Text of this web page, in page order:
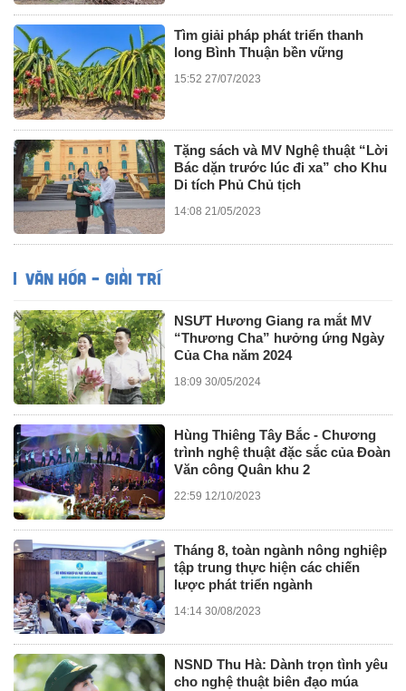
Tìm giải pháp phát triển thanh
long Bình Thuận bền vững
15:52 27/07/2023
Tặng sách và MV Nghệ thuật “Lời
Bác dặn trước lúc đi xa” cho Khu
Di tích Phủ Chủ tịch
14:08 21/05/2023
VĂN HÓA – GIẢI TRÍ
NSƯT Hương Giang ra mắt MV
“Thương Cha” hưởng ứng Ngày
Của Cha năm 2024
18:09 30/05/2024
Hùng Thiêng Tây Bắc - Chương
trình nghệ thuật đặc sắc của Đoàn
Văn công Quân khu 2
22:59 12/10/2023
Tháng 8, toàn ngành nông nghiệp
tập trung thực hiện các chiến
lược phát triển ngành
14:14 30/08/2023
NSND Thu Hà: Dành trọn tình yêu
cho nghệ thuật biên đạo múa